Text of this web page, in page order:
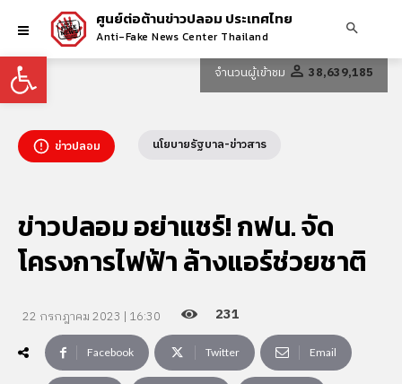
Open toolbar
ศูนย์ต่อต้านข่าวปลอม ประเทศไทย
Anti-Fake News Center Thailand
จำนวนผู้เข้าชม 38,639,185
ข่าวปลอม นโยบายรัฐบาล-ข่าวสาร
ข่าวปลอม อย่าแชร์! กฟน. จัด
โครงการไฟฟ้า ล้างแอร์ช่วยชาติ
22 กรกฎาคม 2023 | 16:30 231
Facebook Twitter Email